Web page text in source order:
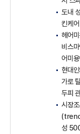
도내
킨케
헤어
비스
어미
현대
가로
두피
시장
성